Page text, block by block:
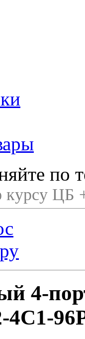
по
курсу ЦБ
4-
4C1-